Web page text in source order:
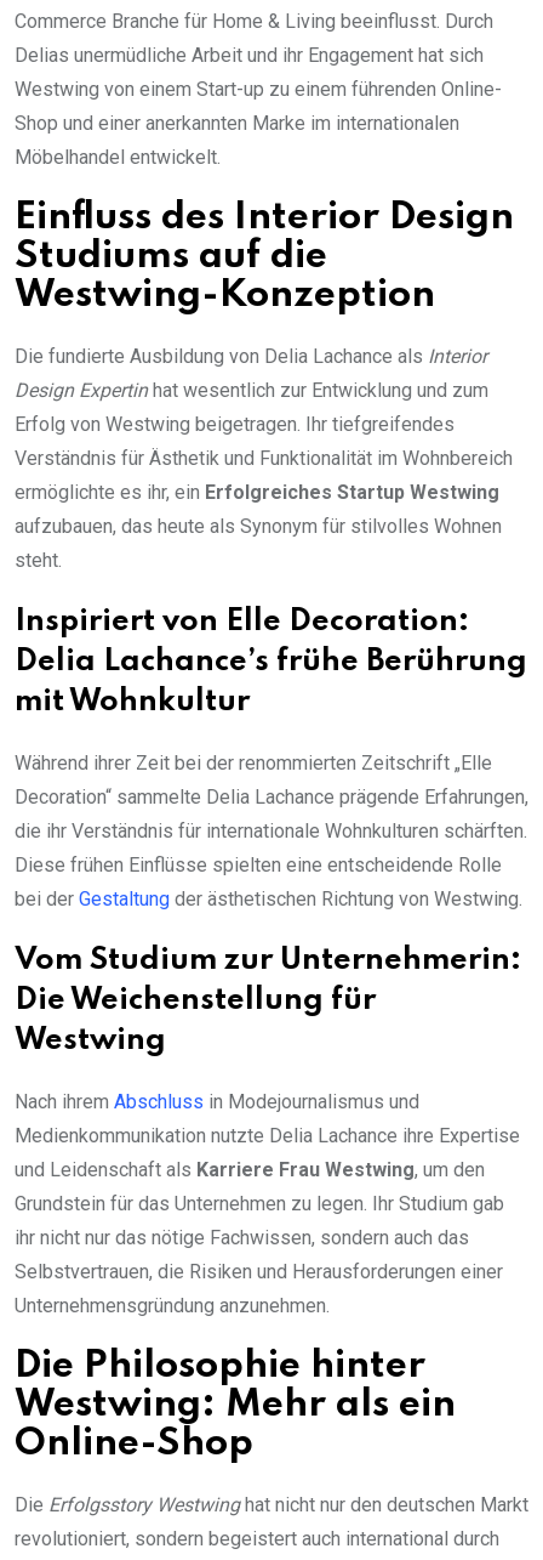
Commerce Branche für Home & Living beeinflusst. Durch
Delias unermüdliche Arbeit und ihr Engagement hat sich
Westwing von einem Start-up zu einem führenden Online-
Shop und einer anerkannten Marke im internationalen
Möbelhandel entwickelt.
Einfluss des Interior Design
Studiums auf die
Westwing-Konzeption
Die fundierte Ausbildung von Delia Lachance als Interior
Design Expertinhat wesentlich zur Entwicklung und zum
Erfolg von Westwing beigetragen. Ihr tiefgreifendes
Verständnis für Ästhetik und Funktionalität im Wohnbereich
ermöglichte es ihr, ein Erfolgreiches Startup Westwing
aufzubauen, das heute als Synonym für stilvolles Wohnen
steht.
Inspiriert von Elle Decoration:
Delia Lachance’s frühe Berührung
mit Wohnkultur
Während ihrer Zeit bei der renommierten Zeitschrift „Elle
Decoration“ sammelte Delia Lachance prägende Erfahrungen,
die ihr Verständnis für internationale Wohnkulturen schärften.
Diese frühen Einflüsse spielten eine entscheidende Rolle
bei der Gestaltung der ästhetischen Richtung von Westwing.
Vom Studium zur Unternehmerin:
Die Weichenstellung für
Westwing
Nach ihrem Abschluss in Modejournalismus und
Medienkommunikation nutzte Delia Lachance ihre Expertise
und Leidenschaft als Karriere Frau Westwing, um den
Grundstein für das Unternehmen zu legen. Ihr Studium gab
ihr nicht nur das nötige Fachwissen, sondern auch das
Selbstvertrauen, die Risiken und Herausforderungen einer
Unternehmensgründung anzunehmen.
Die Philosophie hinter
Westwing: Mehr als ein
Online-Shop
Die Erfolgsstory Westwinghat nicht nur den deutschen Markt
revolutioniert, sondern begeistert auch international durch